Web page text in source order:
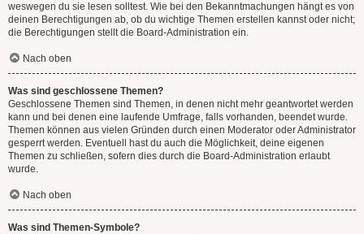
weswegen du sie lesen solltest. Wie bei den Bekanntmachungen hängt es von
deinen Berechtigungen ab, ob du wichtige Themen erstellen kannst oder nicht;
die Berechtigungen stellt die Board-Administration ein.
Nach oben
Was sind geschlossene Themen?
Geschlossene Themen sind Themen, in denen nicht mehr geantwortet werden
kann und bei denen eine laufende Umfrage, falls vorhanden, beendet wurde.
Themen können aus vielen Gründen durch einen Moderator oder Administrator
gesperrt werden. Eventuell hast du auch die Möglichkeit, deine eigenen
Themen zu schließen, sofern dies durch die Board-Administration erlaubt
wurde.
Nach oben
Was sind Themen-Symbole?